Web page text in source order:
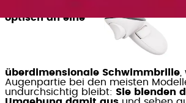
optisch an eine
überdimensionale Schwimmbrille,
Augenpartie bei den meisten
undurchsichtig bleibt: Sie blenden